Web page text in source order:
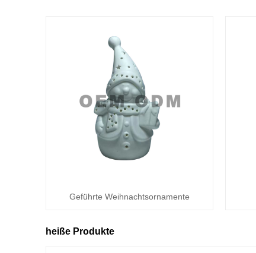
Geführte Weihnachtsornamente
heiße Produkte